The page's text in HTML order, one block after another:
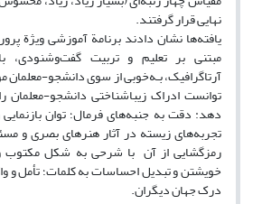
نهایی قرار گرفتند.
یافته‌‌‌‌ها نشان دادند برنامة آموزشی ویژة
مبتنی بر تعلیم و تربیت گفت‌وشنودی،
آرتاگرافیک، بـه‌خوبی از سوی دانشجو-
توانست ادراک زیباشناختی دانشجو-معلمان
دهد: دقت به جنبه‌های فرمال؛ توان
تجربه‌های زیسته در آثار هنرهای بصری و
رمزگشایی از آن با شرحی به‌ شکل مکتوب
خویشتن و تبدیل احساسات به کلمات؛ تأمل و
درک جهان دیگران.